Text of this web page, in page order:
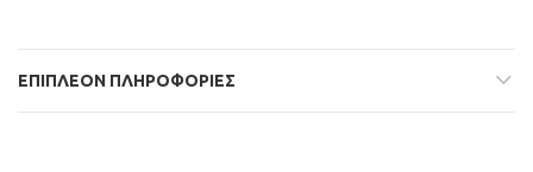
ΕΠΙΠΛΈΟΝ ΠΛΗΡΟΦΟΡΊΕΣ